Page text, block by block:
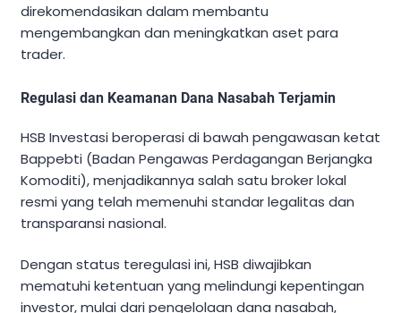
direkomendasikan dalam membantu
mengembangkan dan meningkatkan aset para
trader.
Regulasi dan Keamanan Dana Nasabah Terjamin
HSB Investasi beroperasi di bawah pengawasan ketat
Bappebti (Badan Pengawas Perdagangan Berjangka
Komoditi), menjadikannya salah satu broker lokal
resmi yang telah memenuhi standar legalitas dan
transparansi nasional.
Dengan status teregulasi ini, HSB diwajibkan
mematuhi ketentuan yang melindungi kepentingan
investor, mulai dari pengelolaan dana nasabah,